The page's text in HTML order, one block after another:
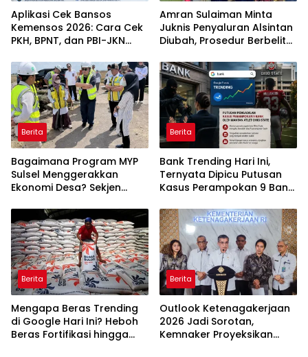
Aplikasi Cek Bansos
Kemensos 2026: Cara Cek
PKH, BPNT, dan PBI-JKN
Amran Sulaiman Minta
Juknis Penyaluran Alsintan
Diubah, Prosedur Berbelit
Berita
Bagaimana Program MYP
Sulsel Menggerakkan
Ekonomi Desa? Sekjen
Infrastruktur
Berita
Bank Trending Hari Ini,
Ternyata Dipicu Putusan
Kasus Perampokan 9 Bank
State
Berita
Mengapa Beras Trending
di Google Hari Ini? Heboh
Beras Fortifikasi hingga
Berita
Outlook Ketenagakerjaan
2026 Jadi Sorotan,
Kemnaker Proyeksikan